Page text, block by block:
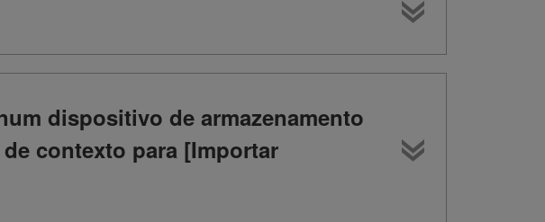
dispositivo de armazenamento
contexto para [Importar